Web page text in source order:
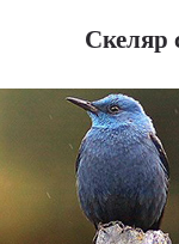
Скеляр